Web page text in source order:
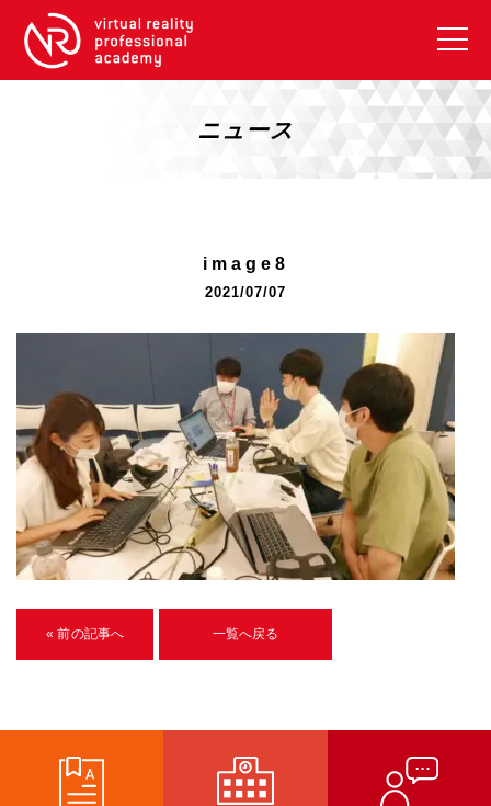
VRアカデミーとは
【2026年10月】ARエキスパートコース
【2026年10月】XRプロフェッショナル
《リスキリング補助金コース》
リスキリング補助金対象コース説明
《SDGs》
U-15メタバースプログラミング講座
入学案内
受講生紹介
イベント
アクセスマップ
ニュース
image8
2021/07/07
« 前の記事へ 一覧へ戻る